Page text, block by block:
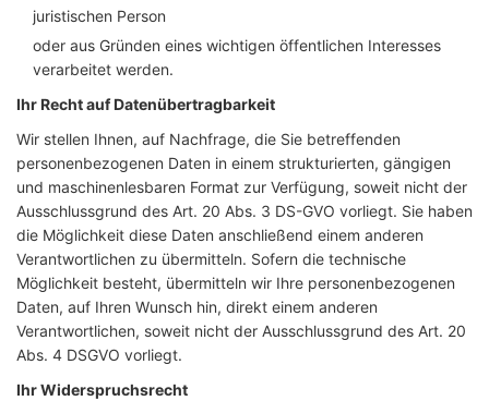
juristischen Person
oder aus Gründen eines wichtigen öffentlichen Interesses
verarbeitet werden.
Ihr Recht auf Datenübertragbarkeit
Wir stellen Ihnen, auf Nachfrage, die Sie betreffenden
personenbezogenen Daten in einem strukturierten, gängigen
und maschinenlesbaren Format zur Verfügung, soweit nicht der
Ausschlussgrund des Art. 20 Abs. 3 DS-GVO vorliegt. Sie haben
die Möglichkeit diese Daten anschließend einem anderen
Verantwortlichen zu übermitteln. Sofern die technische
Möglichkeit besteht, übermitteln wir Ihre personenbezogenen
Daten, auf Ihren Wunsch hin, direkt einem anderen
Verantwortlichen, soweit nicht der Ausschlussgrund des Art. 20
Abs. 4 DSGVO vorliegt.
Ihr Widerspruchsrecht